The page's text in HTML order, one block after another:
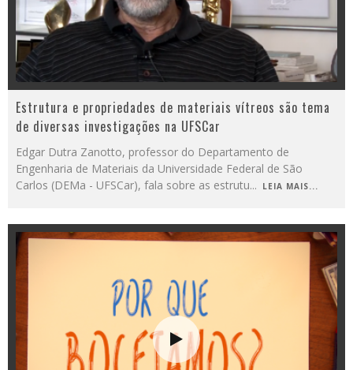
Estrutura e propriedades de materiais vítreos são tema
de diversas investigações na UFSCar
Edgar Dutra Zanotto, professor do Departamento de
Engenharia de Materiais da Universidade Federal de São
Carlos (DEMa - UFSCar), fala sobre as estrutu... LEIA MAIS...